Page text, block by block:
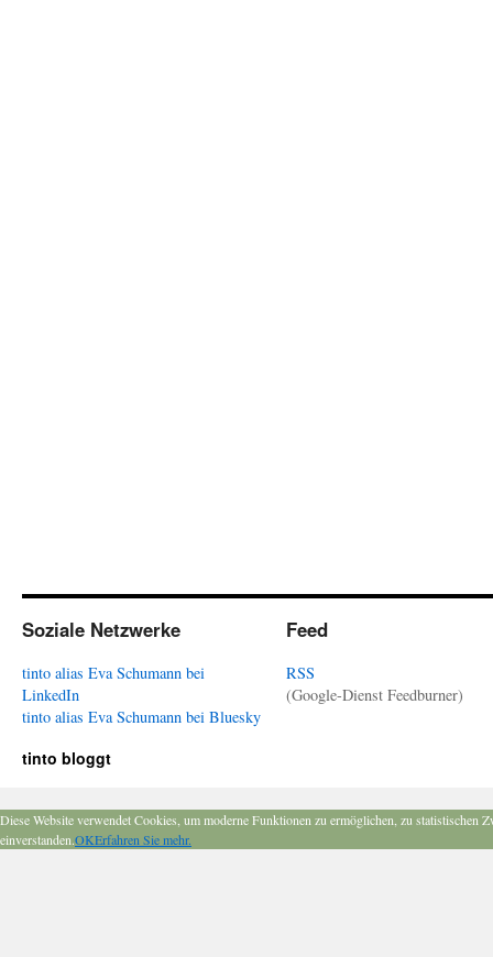
Soziale Netzwerke
tinto alias Eva Schumann bei
LinkedIn
tinto alias Eva Schumann bei Bluesky
Feed
RSS
(Google-Dienst Feedburner)
tinto bloggt
Diese Website verwendet Cookies, um moderne Funktionen zu ermöglichen, zu
einverstanden.OKErfahren Sie mehr.